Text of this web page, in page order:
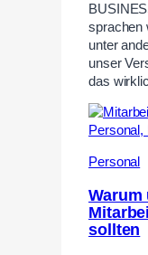
sprachen
unter
unser
das
Personal
Warum
sollten